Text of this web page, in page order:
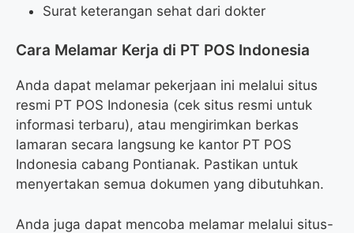
Surat keterangan sehat dari dokter
Cara Melamar Kerja di PT POS Indonesia
Anda dapat melamar pekerjaan ini melalui situs
resmi PT POS Indonesia (cek situs resmi untuk
informasi terbaru), atau mengirimkan berkas
lamaran secara langsung ke kantor PT POS
Indonesia cabang Pontianak. Pastikan untuk
menyertakan semua dokumen yang dibutuhkan.
Anda juga dapat mencoba melamar melalui situs-